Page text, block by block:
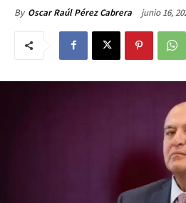
By Oscar Raúl Pérez Cabrera junio 16,